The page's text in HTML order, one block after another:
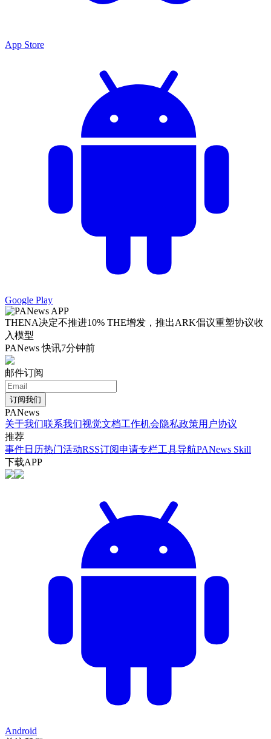
App Store
Google Play
THENA决定不推进10% THE增发，推出ARK倡议重塑协议收
入模型
PANews 快讯7分钟前
邮件订阅
订阅我们
PANews
关于我们联系我们视觉文档工作机会隐私政策用户协议
推荐
事件日历热门活动RSS订阅申请专栏工具导航PANews Skill
下载APP
Android